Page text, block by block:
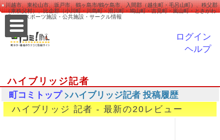
川越市、東松山市、坂戸市、鶴ヶ島市/鶴ケ島市、入間郡（越生町・毛呂山町）、秩父郡
（東秩父村）、比企郡（小川町・川島町・滑川町・鳩山町・吉見町・嵐山町・ときがわ
町） ＞ スポーツ施設・公共施設・サークル情報
ログイン
ヘルプ
ハイブリッジ記者
町コミトップ>ハイブリッジ記者 投稿履歴
ハイブリッジ 記者 - 最新の20レビュー